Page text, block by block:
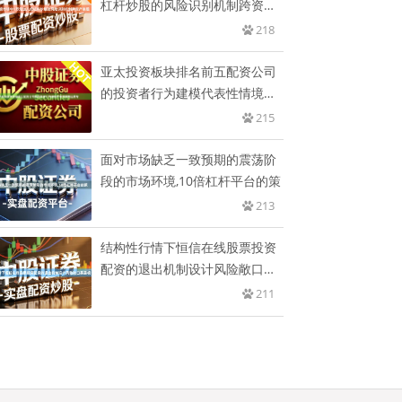
杠杆炒股的风险识别机制跨资产
218
亚太投资板块排名前五配资公司
的投资者行为建模代表性情境还
215
面对市场缺乏一致预期的震荡阶
段的市场环境,10倍杠杆平台的策
213
结构性行情下恒信在线股票投资
配资的退出机制设计风险敞口暴
211